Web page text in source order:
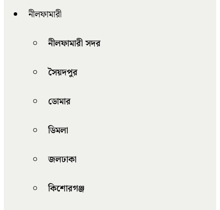
নীলফামারী
নীলফামারী সদর
সৈয়দপুর
ডোমার
ডিমলা
জলঢাকা
কিশোরগঞ্জ